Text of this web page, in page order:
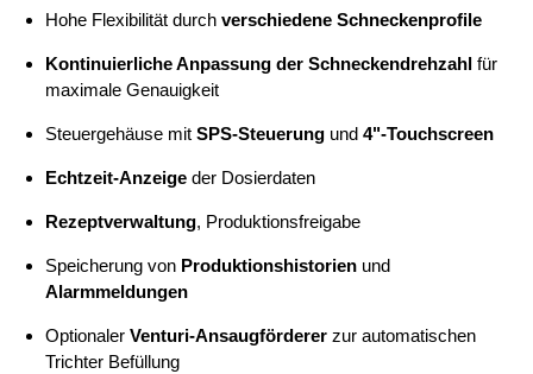
Hohe Flexibilität durch verschiedene Schneckenprofile
Kontinuierliche Anpassung der Schneckendrehzahlfür
maximale Genauigkeit
Steuergehäuse mit SPS-Steuerungund 4"-Touchscreen
Echtzeit-Anzeigeder Dosierdaten
Rezeptverwaltung, Produktionsfreigabe
Speicherung von Produktionshistorienund
Alarmmeldungen
Optionaler Venturi-Ansaugfördererzur automatischen
Trichter Befüllung